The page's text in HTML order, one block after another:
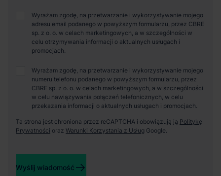
Wyrażam zgodę, na przetwarzanie i wykorzystywanie mojego
adresu email podanego w powyższym formularzu, przez CBRE
sp. z o. o. w celach marketingowych, a w szczególności w
celu otrzymywania informacji o aktualnych usługach i
promocjach.
Wyrażam zgodę, na przetwarzanie i wykorzystywanie mojego
numeru telefonu podanego w powyższym formularzu, przez
CBRE sp. z o. o. w celach marketingowych, a w szczególności
w celu nawiązywania połączeń telefonicznych, w celu
przekazania informacji o aktualnych usługach i promocjach.
Ta strona jest chroniona przez reCAPTCHA i obowiązują ją Politykę
Prywatności oraz Warunki Korzystania z Usług Google.
Wyślij wiadomość